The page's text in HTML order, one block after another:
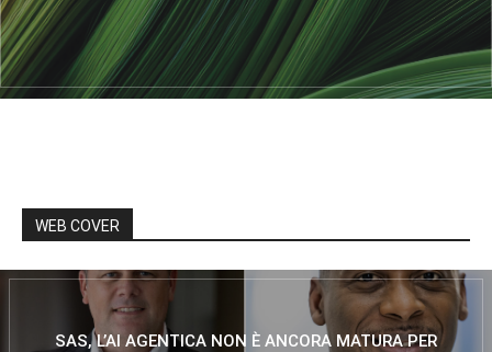
WEB COVER
SAS, L’AI AGENTICA NON È ANCORA MATURA PER